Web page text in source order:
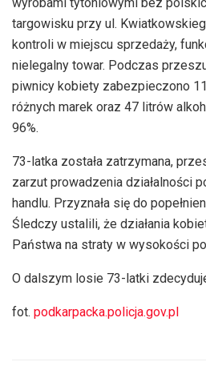
targowisku przy ul.
kontroli w miejscu sprzedaży,
nielegalny towar. Podczas
piwnicy kobiety zabezpieczono
różnych marek oraz 47 litrów
96%.
73-latka została zatrzymana,
zarzut prowadzenia działalności
handlu. Przyznała się do
Śledczy ustalili, że działania
Państwa na straty w wysokości
O dalszym losie 73-latki
fot. podkarpacka.policja.gov.pl